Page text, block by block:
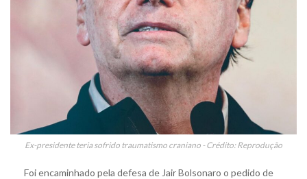
Ex-presidente teria sofrido traumatismo craniano - Crédito: Reprodução
Foi encaminhado pela defesa de Jair Bolsonaro o pedido de